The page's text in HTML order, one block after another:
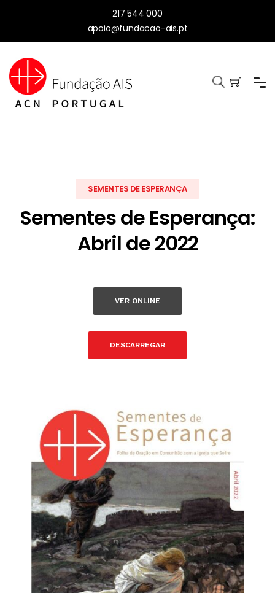
217 544 000
apoio@fundacao-ais.pt
SEMENTES DE ESPERANÇA
Sementes de Esperança:
Abril de 2022
VER ONLINE
DESCARREGAR